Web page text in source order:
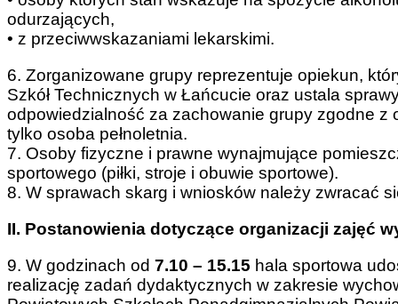
odurzających,
• z przeciwwskazaniami lekarskimi.
6. Zorganizowane grupy reprezentuje opiekun,
Szkół Technicznych w Łańcucie oraz ustala
odpowiedzialność za zachowanie grupy zgodne
tylko osoba pełnoletnia.
7. Osoby fizyczne i prawne wynajmujące
sportowego (piłki, stroje i obuwie sportowe).
8. W sprawach skarg i wniosków należy zwracać
II. Postanowienia dotyczące organizacji zajęć
9. W godzinach od 7.10 – 15.15 hala sportowa
realizację zadań dydaktycznych w zakresie